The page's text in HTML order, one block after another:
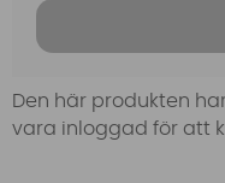
Den här produkten
vara inloggad för att